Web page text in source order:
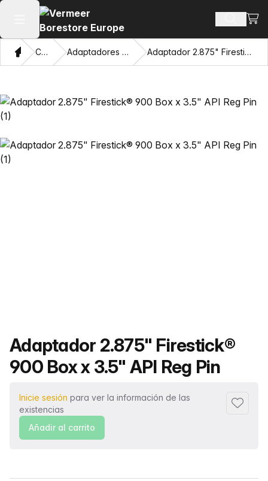
Abrir menú principal Buscar
Ver
Hogar
Catálogo Adaptadores y ojos de extracción Adaptador 2.875" Firestick® 900 Box x 3.5" API Reg Pin
Nombre del producto
Adaptador 2.875" Firestick®
900 Box x 3.5" API Reg Pin
Inicie sesión para ver la información de las
existencias
Añadir
Añadir al carrito